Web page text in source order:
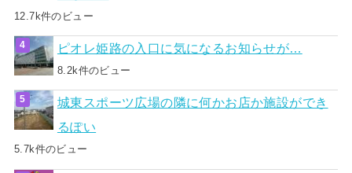
12.7k件のビュー
ピオレ姫路の入口に気になるお知らせが…
8.2k件のビュー
城東スポーツ広場の隣に何かお店か施設ができ
るぽい
5.7k件のビュー